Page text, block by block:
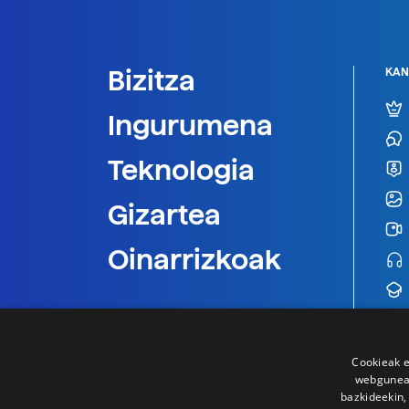
Bizitza
Ingurumena
Teknologia
Gizartea
Oinarrizkoak
Cookieak